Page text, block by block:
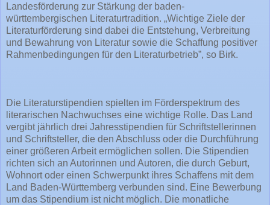
Landesförderung zur Stärkung der baden-
württembergischen Literaturtradition. „Wichtige Ziele der
Literaturförderung sind dabei die Entstehung, Verbreitung
und Bewahrung von Literatur sowie die Schaffung positiver
Rahmenbedingungen für den Literaturbetrieb”, so Birk.
Die Literaturstipendien spielten im Förderspektrum des
literarischen Nachwuchses eine wichtige Rolle. Das Land
vergibt jährlich drei Jahresstipendien für Schriftstellerinnen
und Schriftsteller, die den Abschluss oder die Durchführung
einer größeren Arbeit ermöglichen sollen. Die Stipendien
richten sich an Autorinnen und Autoren, die durch Geburt,
Wohnort oder einen Schwerpunkt ihres Schaffens mit dem
Land Baden-Württemberg verbunden sind. Eine Bewerbung
um das Stipendium ist nicht möglich. Die monatliche